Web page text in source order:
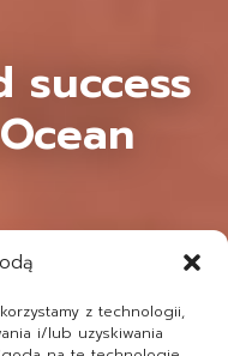
z technologii,
i/lub uzyskiwania
success